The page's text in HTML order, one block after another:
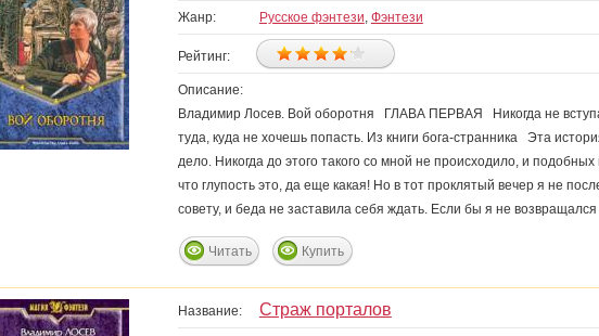
Жанр: Русское фэнтези, Фэнтези
Рейтинг:
Описание:
Владимир Лосев. Вой оборотня ГЛАВА ПЕРВАЯ Никогда не
туда, куда не хочешь попасть. Из книги бога‑странника Эта
дело. Никогда до этого такого со мной не происходило, и
что глупость это, да еще какая! Но в тот проклятый вечер я не
совету, и беда не заставила себя ждать. Если бы я не возвращался
Читать Купить
Название: Страж порталов